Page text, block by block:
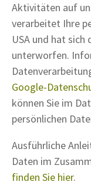
Aktivitäten auf
verarbeitet Ihre
USA und hat sich
unterworfen.
Google-
können Sie im
persönlichen
Ausführliche
Daten im
finden Sie hier.